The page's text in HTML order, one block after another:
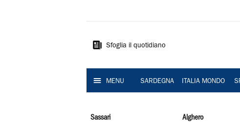
Sardegna
Sfoglia il quotidiano
MENU SARDEGNA ITALIA MONDO
Sassari Alghero